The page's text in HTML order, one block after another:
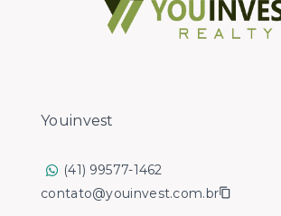
Youinvest
(41) 99577-1462
contato@youinvest.com.br